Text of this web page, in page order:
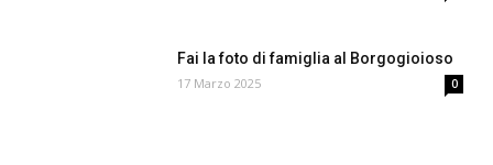
Fai la foto di famiglia al Borgogioioso
17 Marzo 2025 0